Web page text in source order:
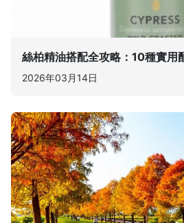
絲柏精油搭配全攻略：10種實用
2026年03月14日